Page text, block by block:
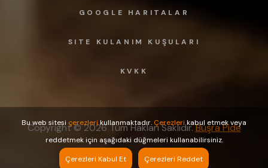
Bu web sitesi çerezlerikullanmaktadır. Çerezlerikabul etmek veya
reddetmek için aşağıdaki düğmeleri kullanabilirsiniz.
Çerezleri Kabul Et
Çerezleri Reddet
GOOGLE HARITALAR
SITE KULANIM KUŞULARI
KVKK
Copyright ©2026 Tüm Hakları Saklıdır.Büşra Pide